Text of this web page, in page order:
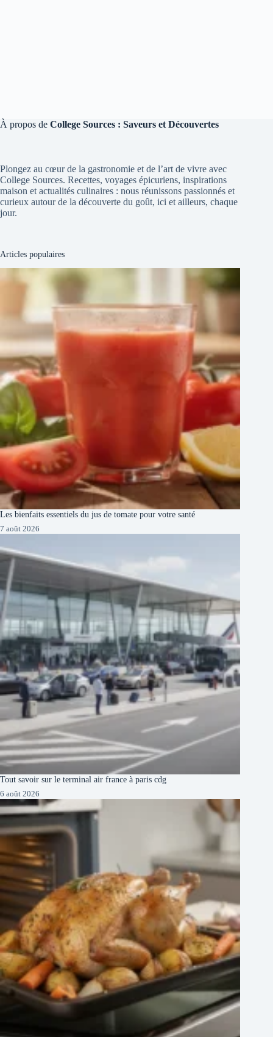
À propos de College Sources : Saveurs et Découvertes
Plongez au cœur de la gastronomie et de l’art de vivre avec
College Sources. Recettes, voyages épicuriens, inspirations
maison et actualités culinaires : nous réunissons passionnés et
curieux autour de la découverte du goût, ici et ailleurs, chaque
jour.
Articles populaires
Les bienfaits essentiels du jus de tomate pour votre santé
7 août 2026
Tout savoir sur le terminal air france à paris cdg
6 août 2026